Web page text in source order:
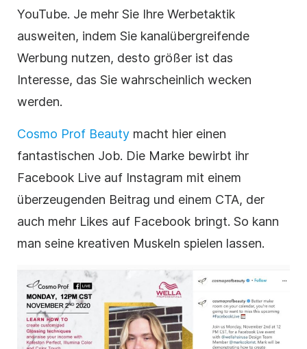
YouTube. Je mehr Sie Ihre Werbetaktik
ausweiten, indem Sie kanalübergreifende
Werbung nutzen, desto größer ist das
Interesse, das Sie wahrscheinlich wecken
werden.
Cosmo Prof Beauty macht hier einen
fantastischen Job. Die Marke bewirbt ihr
Facebook Live auf Instagram mit einem
überzeugenden Beitrag und einem CTA, der
auch mehr Likes auf Facebook bringt. So kann
man seine kreativen Muskeln spielen lassen.